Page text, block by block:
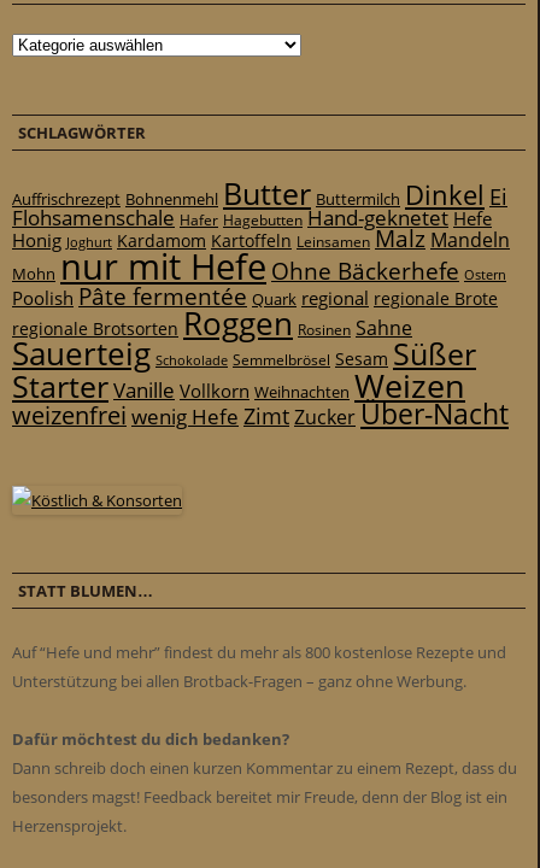
Kategorien
SCHLAGWÖRTER
Auffrischrezept Bohnenmehl Butter Buttermilch Dinkel Ei
Flohsamenschale Hafer Hagebutten Hand-geknetet Hefe
Honig Joghurt Kardamom Kartoffeln Leinsamen Malz Mandeln
Mohn nur mit Hefe Ohne Bäckerhefe Ostern
Poolish Pâte fermentée Quark regional regionale Brote
regionale Brotsorten Roggen Rosinen Sahne
Sauerteig Schokolade Semmelbrösel Sesam Süßer
StarterVanille Vollkorn Weihnachten Weizen
weizenfrei wenig Hefe ZimtZuckerÜber-Nacht
STATT BLUMEN…
Auf “Hefe und mehr” findest du mehr als 800 kostenlose Rezepte und
Unterstützung bei allen Brotback-Fragen – ganz ohne Werbung.
Dafür möchtest du dich bedanken?
Dann schreib doch einen kurzen Kommentar zu einem Rezept, dass du
besonders magst! Feedback bereitet mir Freude, denn der Blog ist ein
Herzensprojekt.